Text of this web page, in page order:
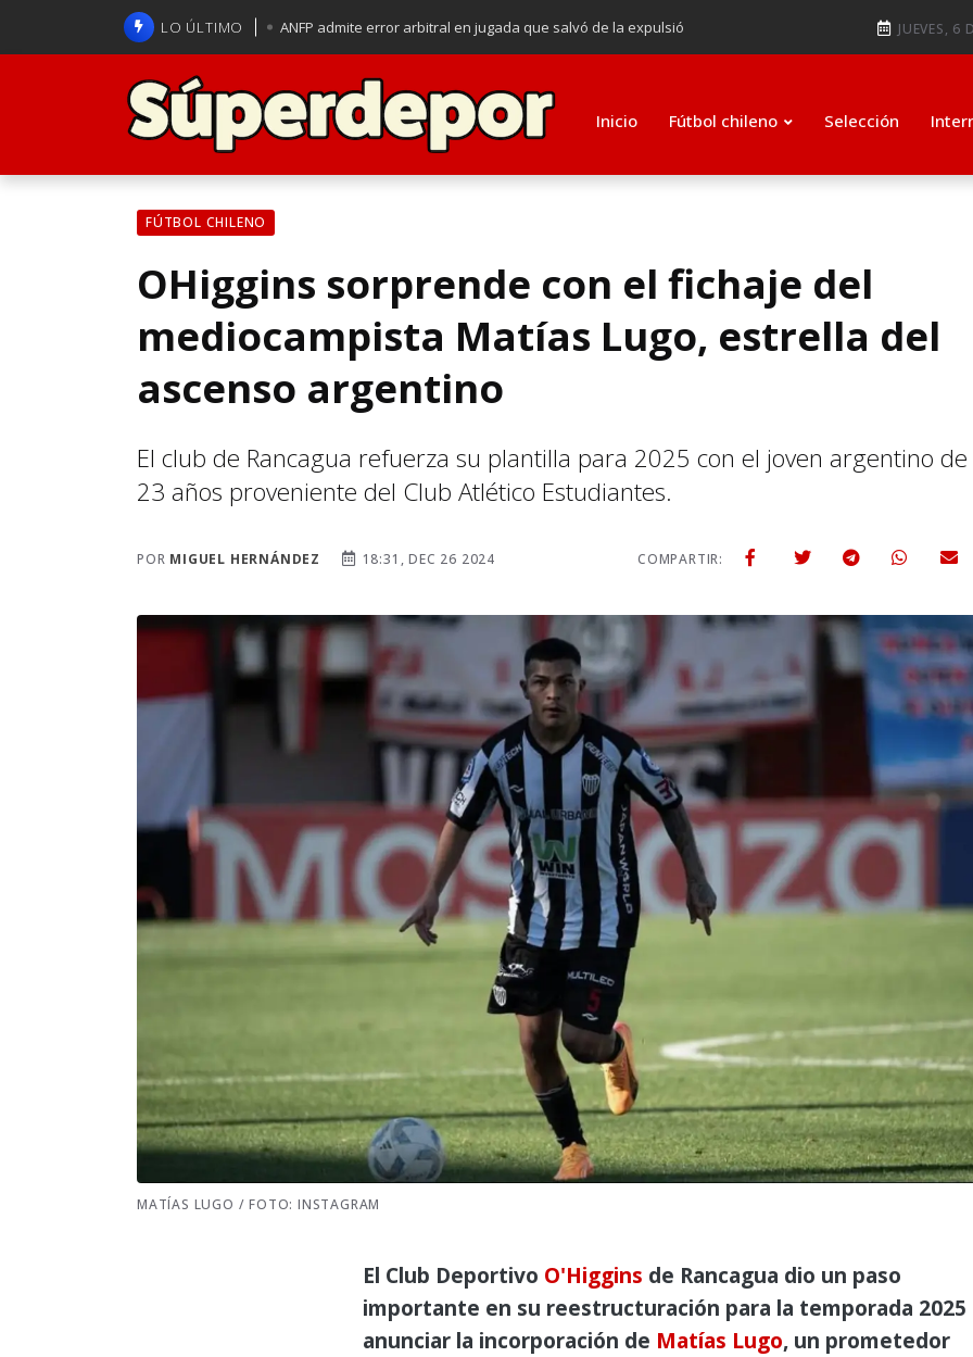
LO ÚLTIMO ANFP admite error arbitral en jugada que salvó de la expulsió
La U se aferra a la esperanza de clasificar a octavos de
Brasil anuncia a Carlo Ancelotti como su nuevo entrenador para
JUEVES, 6
Inicio Fútbol chileno Selección
FÚTBOL CHILENO
OHiggins sorprende con el fichaje del
mediocampista Matías Lugo, estrella del
ascenso argentino
El club de Rancagua refuerza su plantilla para 2025 con el joven argentino de
23 años proveniente del Club Atlético Estudiantes.
POR MIGUEL HERNÁNDEZ 18:31, DEC 26 2024 COMPARTIR:
MATÍAS LUGO / FOTO: INSTAGRAM
El Club Deportivo O'Higgins de Rancagua dio un paso
importante en su reestructuración para la temporada 2025
anunciar la incorporación de Matías Lugo, un prometedor